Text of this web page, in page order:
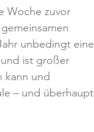
Woche zuvor
unbedingt eine
ist großer
kann und
– und überhaupt